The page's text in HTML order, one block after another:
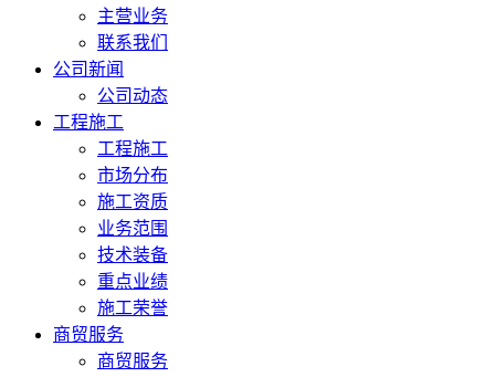
主营业务
联系我们
公司新闻
公司动态
工程施工
工程施工
市场分布
施工资质
业务范围
技术装备
重点业绩
施工荣誉
商贸服务
商贸服务